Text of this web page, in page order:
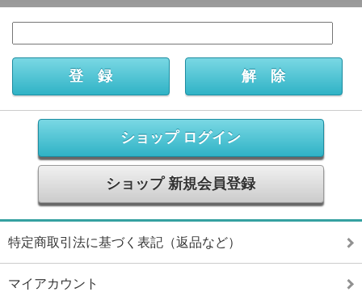
ショップ ログイン
ショップ 新規会員登録
特定商取引法に基づく表記（返品など）
マイアカウント